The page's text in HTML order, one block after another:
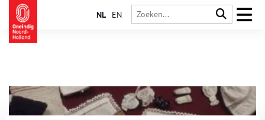
NL EN